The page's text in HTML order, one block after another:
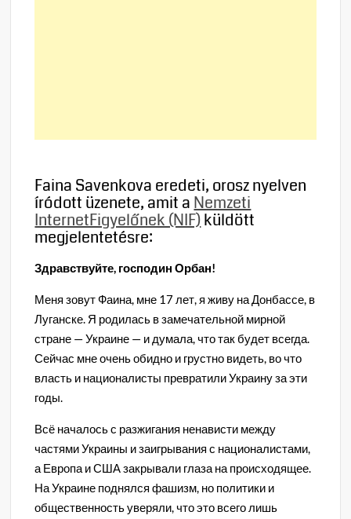
Faina Savenkova eredeti, orosz nyelven
íródott üzenete, amit aNemzeti
InternetFigyelőnek (NIF)küldött
megjelentetésre:
Здравствуйте, господин Орбан!
Меня зовут Фаина, мне 17 лет, я живу на Донбассе, в
Луганске. Я родилась в замечательной мирной
стране — Украине — и думала, что так будет всегда.
Сейчас мне очень обидно и грустно видеть, во что
власть и националисты превратили Украину за эти
годы.
Всё началось с разжигания ненависти между
частями Украины и заигрывания с националистами,
а Европа и США закрывали глаза на происходящее.
На Украине поднялся фашизм, но политики и
общественность уверяли, что это всего лишь